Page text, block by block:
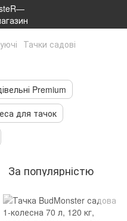
Тачки садові
Premium
для тачок
За популярністю